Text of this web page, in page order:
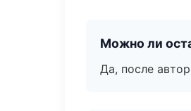
Можно ли
Да, после